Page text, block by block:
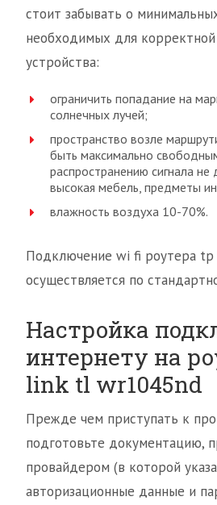
стоит забывать о
необходимых для
устройства:
ограничить попадание на
солнечных лучей;
пространство возле
быть максимально
распространению сигнала
высокая мебель, предметы
влажность воздуха 10-70%.
Подключение wi fi роутера
осуществляется по
Настройка
интернету на
link tl wr1045nd
Прежде чем приступать к
подготовьте документацию,
провайдером (в которой
авторизационные данные и